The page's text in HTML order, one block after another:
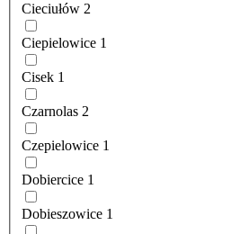
Cieciułów 2
Ciepielowice 1
Cisek 1
Czarnolas 2
Czepielowice 1
Dobiercice 1
Dobieszowice 1